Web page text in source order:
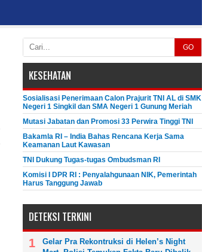
GO
KESEHATAN
Sosialisasi Penerimaan Calon Prajurit TNI AL di SMK
Negeri 1 Singkil dan SMA Negeri 1 Gunung Meriah
Mutasi Jabatan dan Promosi 33 Perwira Tinggi TNI
Bakamla RI – India Bahas Rencana Kerja Sama
Keamanan Laut Kawasan
TNI Dukung Tugas-tugas Ombudsman RI
Komisi I DPR RI : Penyalahgunaan NIK, Pemerintah
Harus Tanggung Jawab
DETEKSI TERKINI
Gelar Pra Rekontruksi di Helen’s Night